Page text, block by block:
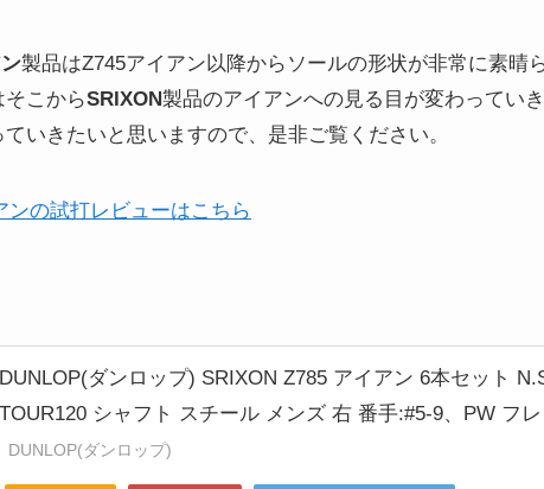
製品はZ745アイアン以降からソールの形状が非常に素晴
こからSRIXON製品のアイアンへの見る目が変わってい
いきたいと思いますので、是非ご覧ください。
ンの試打レビューはこちら
DUNLOP(ダンロップ) SRIXON Z785 アイアン 6本セット
TOUR120 シャフト スチール メンズ 右 番手:#5-9、PW フ
DUNLOP(ダンロップ)